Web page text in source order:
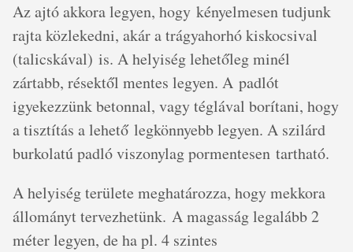
Az ajtó akkora legyen, hogy kényelmesen tudjunk
rajta közlekedni, akár a trágyahorhó kiskocsival
(talicskával) is. A helyiség lehetőleg minél
zártabb, résektől mentes legyen. A padlót
igyekezzünk betonnal, vagy téglával borítani, hogy
a tisztítás a lehető legkönnyebb legyen. A szilárd
burkolatú padló viszonylag pormentesen tartható.
A helyiség területe meghatározza, hogy mekkora
állományt tervezhetünk. A magasság legalább 2
méter legyen, de ha pl. 4 szintes